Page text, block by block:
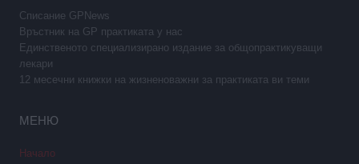
Списание GPNews
Връстник на GP практиката у нас
Единственото специализирано издание за общопрактикуващи
лекари
12 месечни книжки на жизненоважни за практиката ви теми
МЕНЮ
Начало